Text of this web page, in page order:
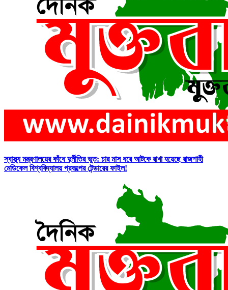
স্বাস্থ্য মন্ত্রণালয়ের কাঁধে দুর্নীতির ভুত: চার মাস ধরে আটকে রাখা হয়েছে রাজশাহী
মেডিকেল বিশ্ববিদ্যালয় প্রকল্পের টেন্ডারের ফাইল!